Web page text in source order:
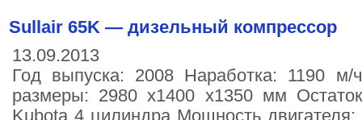
Sullair 65K ― дизельный компрессор
13.09.2013
Год выпуска: 2008 Наработка: 1190
размеры: 2980 х1400 х1350 мм
Kubota 4 цилиндра Мощность